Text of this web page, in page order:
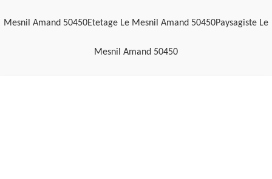
Mesnil Amand 50450Etetage Le Mesnil Amand 50450Paysagiste Le
Mesnil Amand 50450